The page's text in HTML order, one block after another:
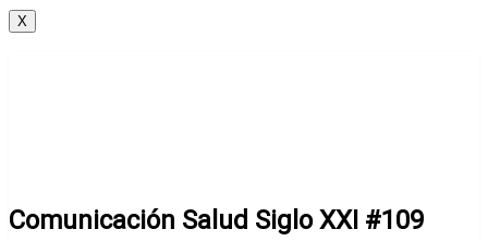
X
Comunicación Salud Siglo XXI #109